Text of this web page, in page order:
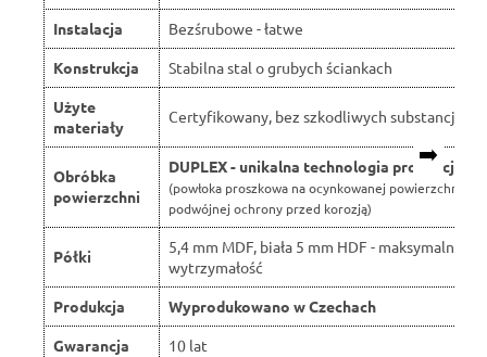
➡️
Instalacja
Bezśrubowe - łatwe
Konstrukcja
Stabilna stal o grubych ściankach
Użyte
materiały
Certyfikowany, bez szkodliwych substancji
Obróbka
powierzchni
DUPLEX - unikalna technologia produkcji
(powłoka proszkowa na ocynkowanej powierzchni dla
podwójnej ochrony przed korozją)
Półki
5,4 mm MDF, biała 5 mm HDF - maksymalna
wytrzymałość
Produkcja
Wyprodukowano w Czechach
Gwarancja
10 lat